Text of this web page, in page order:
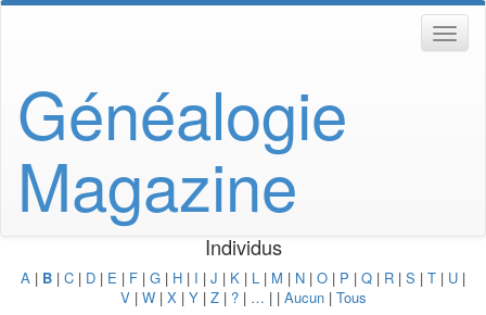
Généalogie
Magazine
Individus
A | B | C | D | E | F | G | H | I | J | K | L | M | N | O | P | Q | R | S | T | U |
V| W| X| Y| Z| ?| … | | Aucun| Tous